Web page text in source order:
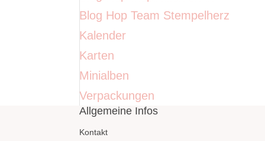
Blog Hop Team Stempelherz
Kalender
Karten
Minialben
Verpackungen
Allgemeine Infos
Kontakt